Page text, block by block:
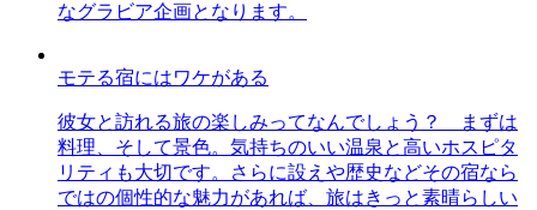
なグラビア企画となります。
モテる宿にはワケがある
彼女と訪れる旅の楽しみってなんでしょう？ まずは
料理、そして景色。気持ちのいい温泉と高いホスピタ
リティも大切です。さらに設えや歴史などその宿なら
ではの個性的な魅力があれば、旅はきっと素晴らしい